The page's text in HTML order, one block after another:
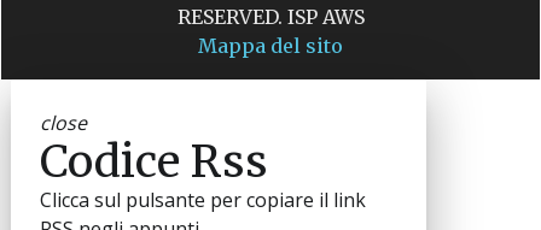
RESERVED. ISP AWS
Mappa del sito
close
Codice Rss
Clicca sul pulsante per copiare il link